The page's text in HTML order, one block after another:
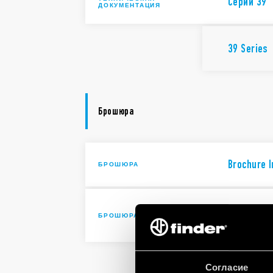
Согласие
ДОКУМЕНТАЦИЯ
39 Series
Брошюра
БРОШЮРА Brochure
БРОШЮРА
Solutions